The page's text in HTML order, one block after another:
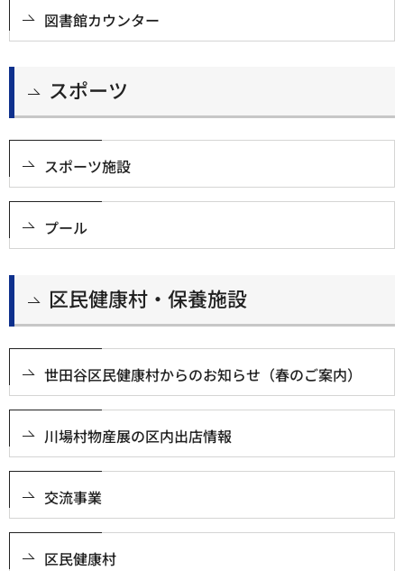
図書館カウンター
スポーツ
スポーツ施設
プール
区民健康村・保養施設
世田谷区民健康村からのお知らせ（春のご案内）
川場村物産展の区内出店情報
交流事業
区民健康村